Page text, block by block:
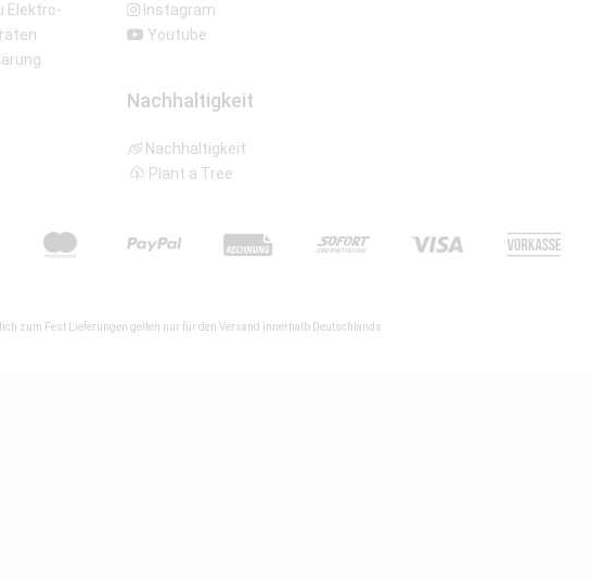
Elektro-
Instagram
Youtube
Nachhaltigkeit
Nachhaltigkeit
Plant a Tree
zum Fest Lieferungen gelten nur für den Versand innerhalb Deutschlands.